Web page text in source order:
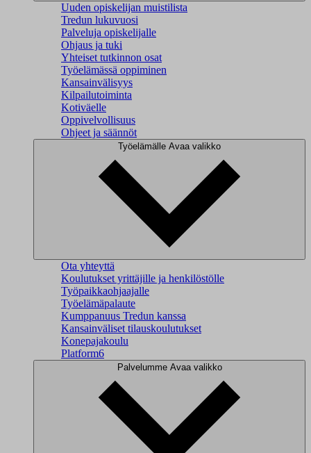
Uuden opiskelijan muistilista
Tredun lukuvuosi
Palveluja opiskelijalle
Ohjaus ja tuki
Yhteiset tutkinnon osat
Työelämässä oppiminen
Kansainvälisyys
Kilpailutoiminta
Kotiväelle
Oppivelvollisuus
Ohjeet ja säännöt
Työelämälle Avaa valikko
Ota yhteyttä
Koulutukset yrittäjille ja henkilöstölle
Työpaikkaohjaajalle
Työelämäpalaute
Kumppanuus Tredun kanssa
Kansainväliset tilauskoulutukset
Konepajakoulu
Platform6
Palvelumme Avaa valikko